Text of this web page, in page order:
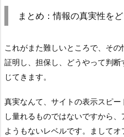
まとめ：情報の真実性を
これがまた難しいところで、そ
証明し、担保し、どうやって判
じてきます。
真実なんて、サイトの表示スピ
し量れるものではないですから
ようもないレベルです。まして